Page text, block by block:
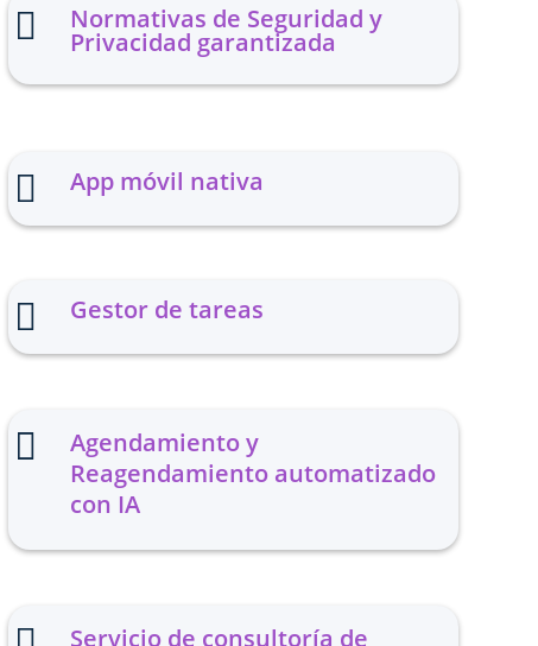
 Normativas de Seguridad y
Privacidad garantizada
 App móvil nativa
 Gestor de tareas

Agendamiento y
Reagendamiento automatizado
con IA
Servicio de consultoría de